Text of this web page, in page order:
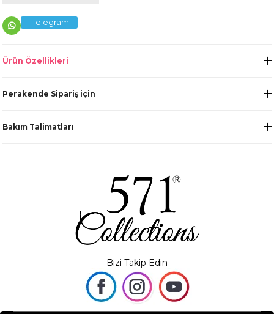
Telegram
Ürün Özellikleri
Perakende Sipariş için
Bakım Talimatları
Bizi Takip Edin